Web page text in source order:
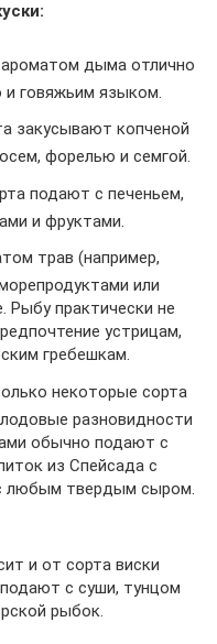
дыма отлично
говяжьим языком.
закусывают копченой
форелью и семгой.
подают с печеньем,
и фруктами.
трав (например,
или
Рыбу практически не
устрицам,
гребешкам.
некоторые сорта
разновидности
обычно подают с
из Спейсада с
любым твердым сыром.
и от сорта виски
с суши, тунцом
рыбок.